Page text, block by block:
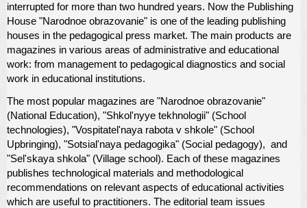
interrupted for more than two hundred years. Now the Publishing
House "Narodnoe obrazovanie" is one of the leading publishing
houses in the pedagogical press market. The main products are
magazines in various areas of administrative and educational
work: from management to pedagogical diagnostics and social
work in educational institutions.
The most popular magazines are "Narodnoe obrazovanie"
(National Education), "Shkol'nyye tekhnologii" (School
technologies), "Vospitatel'naya rabota v shkole" (School
Upbringing), "Sotsial'naya pedagogika" (Social pedagogy), and
"Sel'skaya shkola" (Village school). Each of these magazines
publishes technological materials and methodological
recommendations on relevant aspects of educational activities
which are useful to practitioners. The editorial team issues